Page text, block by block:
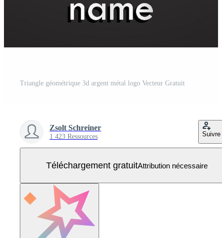
Triangle géométrique 3d argent métal logo Vecteur Gratuit
Zsolt Schreiner
1 423 Ressources Suivre
Téléchargement gratuitAttribution nécessaire